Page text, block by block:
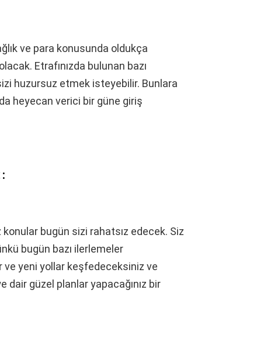
ve para konusunda oldukça
Etrafınızda bulunan bazı
huzursuz etmek isteyebilir. Bunlara
heyecan verici bir güne giriş
konular bugün sizi rahatsız edecek. Siz
bugün bazı ilerlemeler
ve yeni yollar keşfedeceksiniz ve
dair güzel planlar yapacağınız bir